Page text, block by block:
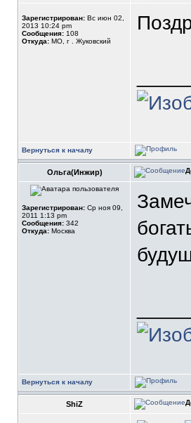
Зарегистрирован: Вс июн 02,
2013 10:24 pm
Сообщения: 108
Откуда: МО, г . Жуковский
Вернуться к началу
Ольга(Инжир)
Зарегистрирован: Ср ноя 09,
2011 1:13 pm
Сообщения: 342
Откуда: Москва
Вернуться к началу
ShiZ